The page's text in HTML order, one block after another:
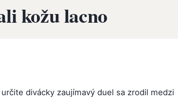
kožu lacno
divácky zaujímavý duel sa zrodil medzi